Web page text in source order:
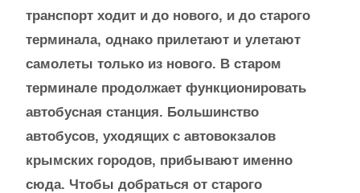
транспорт ходит и до нового, и до старого
терминала, однако прилетают и улетают
самолеты только из нового. В старом
терминале продолжает функционировать
автобусная станция. Большинство
автобусов, уходящих с автовокзалов
крымских городов, прибывают именно
сюда. Чтобы добраться от старого